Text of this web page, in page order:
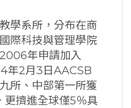
學系所，分布在商
際科技與管理學院
年申請加入
年2月3日AACSB
所、中部第一所獲
擠進全球僅5％具